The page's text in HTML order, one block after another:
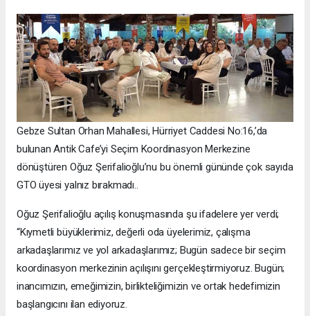
Gebze Sultan Orhan Mahallesi, Hürriyet Caddesi No:16,’da
bulunan Antik Cafe’yi Seçim Koordinasyon Merkezine
dönüştüren Oğuz Şerifalioğlu’nu bu önemli gününde çok sayıda
GTO üyesi yalnız bırakmadı..
Oğuz Şerifalioğlu açılış konuşmasında şu ifadelere yer verdi;
“Kıymetli büyüklerimiz, değerli oda üyelerimiz, çalışma
arkadaşlarımız ve yol arkadaşlarımız; Bugün sadece bir seçim
koordinasyon merkezinin açılışını gerçekleştirmiyoruz. Bugün;
inancımızın, emeğimizin, birlikteliğimizin ve ortak hedefimizin
başlangıcını ilan ediyoruz.